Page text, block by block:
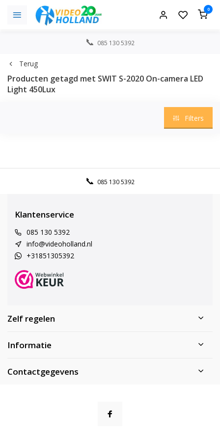
0
085 130 5392
Terug
Producten getagd met SWIT S-2020 On-camera LED
Light 450Lux
Filters
085 130 5392
Klantenservice
085 130 5392
info@videoholland.nl
+31851305392
Zelf regelen
Informatie
Contactgegevens